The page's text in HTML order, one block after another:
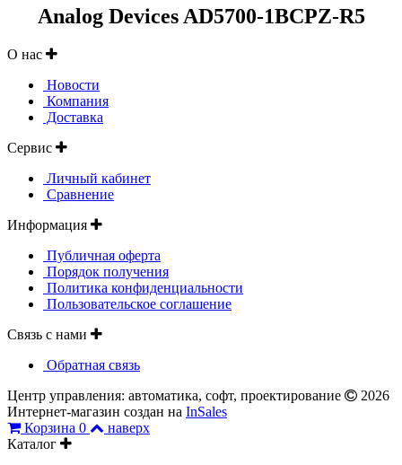
Analog Devices AD5700-1BCPZ-R5
О нас
Новости
Компания
Доставка
Сервис
Личный кабинет
Сравнение
Информация
Публичная оферта
Порядок получения
Политика конфиденциальности
Пользовательское соглашение
Связь с нами
Обратная связь
Центр управления: автоматика, софт, проектирование
2026
Интернет-магазин создан на InSales
Корзина 0
наверх
Каталог